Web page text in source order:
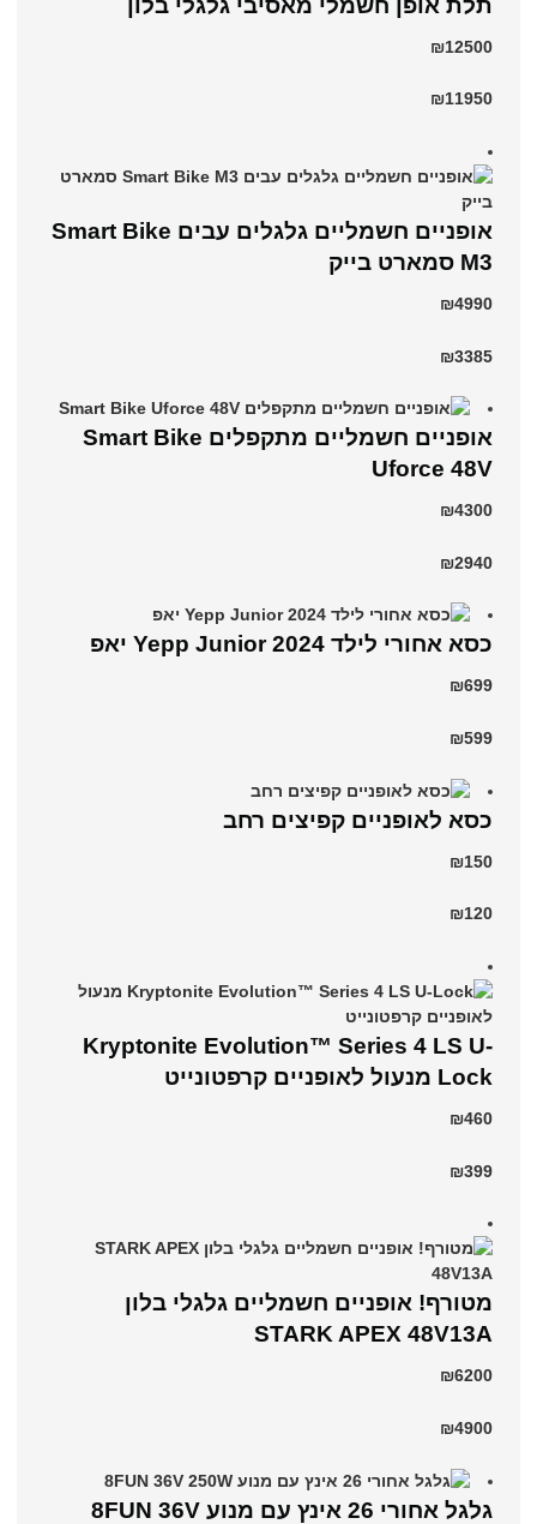
₪12500
₪11950
אופניים חשמליים גלגלים עבים Smart Bike
M3 סמארט בייק
₪4990
₪3385
אופניים חשמליים מתקפלים Smart Bike
Uforce 48V
₪4300
₪2940
כסא אחורי לילד Yepp Junior 2024 יאפ
₪699
₪599
כסא לאופניים קפיצים רחב
₪150
₪120
Kryptonite Evolution™ Series 4 LS U-
Lock מנעול לאופניים קרפטונייט
₪460
₪399
מטורף! אופניים חשמליים גלגלי בלון
STARK APEX 48V13A
₪6200
₪4900
גלגל אחורי 26 אינץ עם מנוע 8FUN 36V